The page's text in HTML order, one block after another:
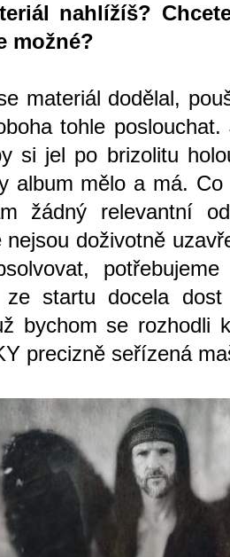
nahlížíš?
možné?
materiál dodělal,
tohle
si jel po brizolitu
album mělo a má.
žádný relevantní
doživotně
startu docela
bychom se rozhodli
precizně seřízená